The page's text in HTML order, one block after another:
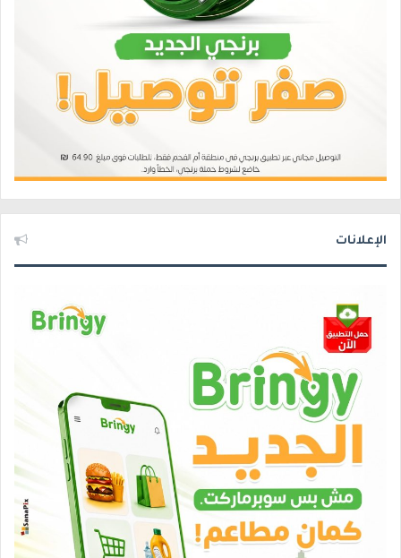
الإعلانات